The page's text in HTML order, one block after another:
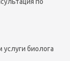
биолога